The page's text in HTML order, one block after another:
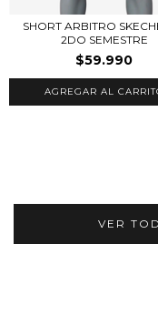
SHORT ARBITRO
2DO SEMESTRE
$59.990
AGREGAR AL
VER